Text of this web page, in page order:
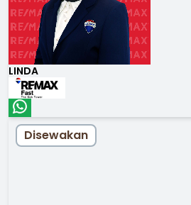
LINDA
Disewakan